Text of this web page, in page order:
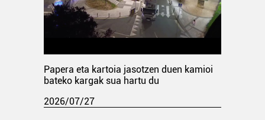
Papera eta kartoia jasotzen duen kamioi
bateko kargak sua hartu du
2026/07/27